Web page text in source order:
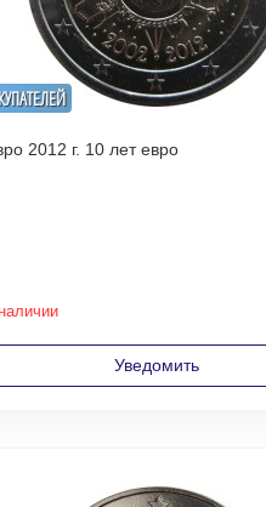
Кипр 2 евро 2012 г. 10 лет евро
Уведомить